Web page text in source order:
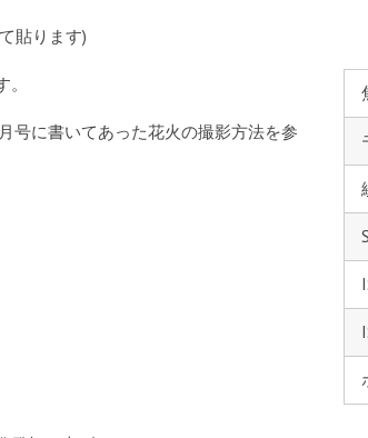
貼ります)
号に書いてあった花火の撮影方法を参